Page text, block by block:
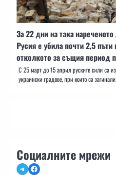
За 22 дни на така
Русия е убила почти 2,5
отколкото за същия период
С 25 март до 15 април руските сили са
украински градове, при които са
Социалните мрежи
TelegramFacebook